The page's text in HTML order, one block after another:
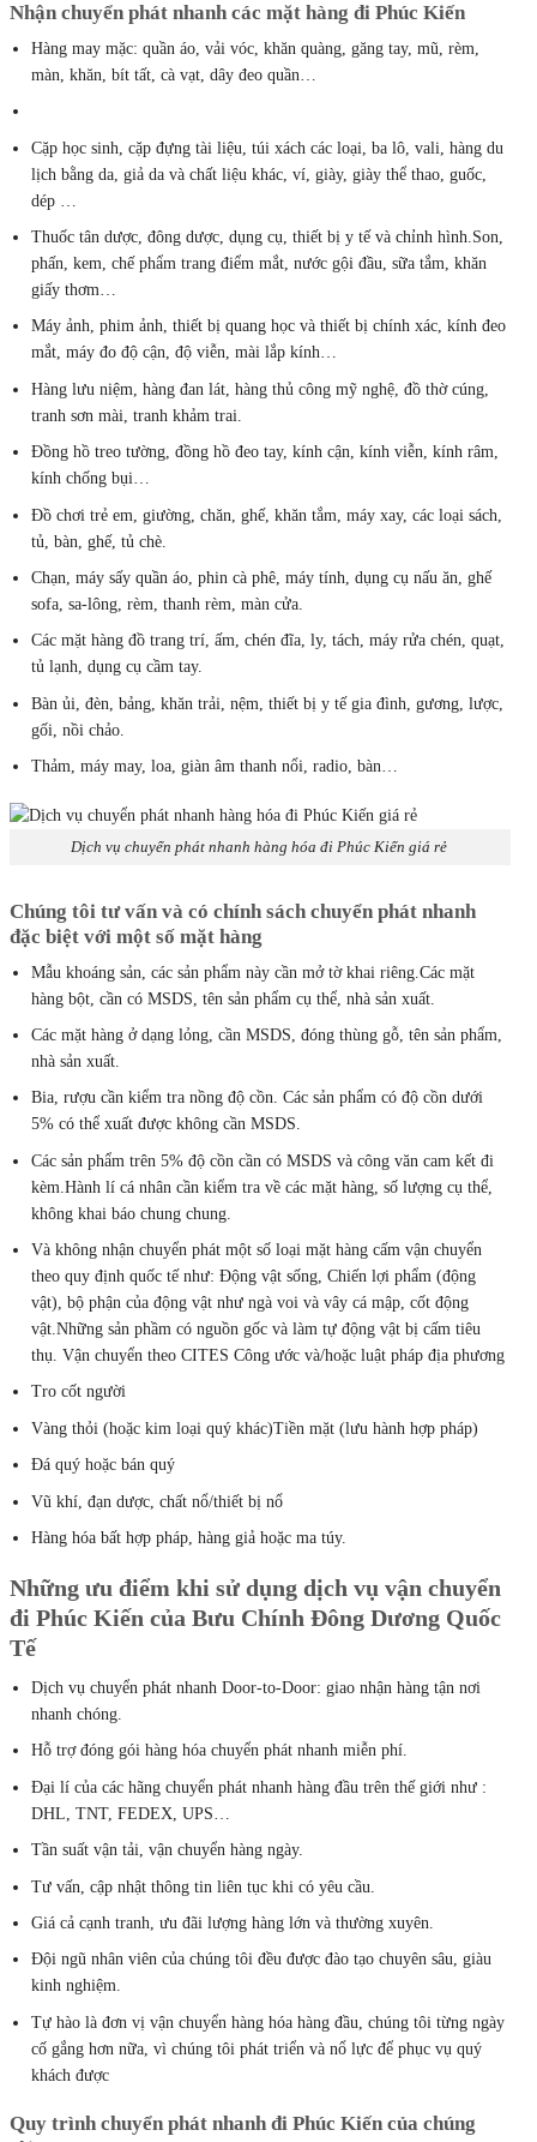
Nhận chuyển phát nhanh các mặt hàng đi Phúc Kiến
Hàng may mặc: quần áo, vải vóc, khăn quàng, găng tay, mũ, rèm,
màn, khăn, bít tất, cà vạt, dây đeo quần…
Cặp học sinh, cặp đựng tài liệu, túi xách các loại, ba lô, vali, hàng du
lịch bằng da, giả da và chất liệu khác, ví, giày, giày thể thao, guốc,
dép …
Thuốc tân dược, đông dược, dụng cụ, thiết bị y tế và chỉnh hình.Son,
phấn, kem, chế phẩm trang điểm mắt, nước gội đầu, sữa tắm, khăn
giấy thơm…
Máy ảnh, phim ảnh, thiết bị quang học và thiết bị chính xác, kính đeo
mắt, máy đo độ cận, độ viễn, mài lắp kính…
Hàng lưu niệm, hàng đan lát, hàng thủ công mỹ nghệ, đồ thờ cúng,
tranh sơn mài, tranh khảm trai.
Đồng hồ treo tường, đồng hồ đeo tay, kính cận, kính viễn, kính râm,
kính chống bụi…
Đồ chơi trẻ em, giường, chăn, ghế, khăn tắm, máy xay, các loại sách,
tủ, bàn, ghế, tủ chè.
Chạn, máy sấy quần áo, phin cà phê, máy tính, dụng cụ nấu ăn, ghế
sofa, sa-lông, rèm, thanh rèm, màn cửa.
Các mặt hàng đồ trang trí, ấm, chén đĩa, ly, tách, máy rửa chén, quạt,
tủ lạnh, dụng cụ cầm tay.
Bàn ủi, đèn, bảng, khăn trải, nệm, thiết bị y tế gia đình, gương, lược,
gối, nồi chảo.
Thảm, máy may, loa, giàn âm thanh nổi, radio, bàn…
Dịch vụ chuyển phát nhanh hàng hóa đi Phúc Kiến giá rẻ
Chúng tôi tư vấn và có chính sách chuyển phát nhanh
đặc biệt với một số mặt hàng
Mẫu khoáng sản, các sản phẩm này cần mở tờ khai riêng.Các mặt
hàng bột, cần có MSDS, tên sản phẩm cụ thể, nhà sản xuất.
Các mặt hàng ở dạng lỏng, cần MSDS, đóng thùng gỗ, tên sản phẩm,
nhà sản xuất.
Bia, rượu cần kiểm tra nồng độ cồn. Các sản phẩm có độ cồn dưới
5% có thể xuất được không cần MSDS.
Các sản phẩm trên 5% độ cồn cần có MSDS và công văn cam kết đi
kèm.Hành lí cá nhân cần kiểm tra về các mặt hàng, số lượng cụ thể,
không khai báo chung chung.
Và không nhận chuyển phát một số loại mặt hàng cấm vận chuyển
theo quy định quốc tế như: Động vật sống, Chiến lợi phẩm (động
vật), bộ phận của động vật như ngà voi và vây cá mập, cốt động
vật.Những sản phầm có nguồn gốc và làm tự động vật bị cấm tiêu
thụ. Vận chuyển theo CITES Công ước và/hoặc luật pháp địa phương
Tro cốt người
Vàng thỏi (hoặc kim loại quý khác)Tiền mặt (lưu hành hợp pháp)
Đá quý hoặc bán quý
Vũ khí, đạn dược, chất nổ/thiết bị nổ
Hàng hóa bất hợp pháp, hàng giả hoặc ma túy.
Những ưu điểm khi sử dụng dịch vụ vận chuyển
đi Phúc Kiến của Bưu Chính Đông Dương Quốc
Tế
Dịch vụ chuyển phát nhanh Door-to-Door: giao nhận hàng tận nơi
nhanh chóng.
Hỗ trợ đóng gói hàng hóa chuyển phát nhanh miễn phí.
Đại lí của các hãng chuyển phát nhanh hàng đầu trên thế giới như :
DHL, TNT, FEDEX, UPS…
Tần suất vận tải, vận chuyển hàng ngày.
Tư vấn, cập nhật thông tin liên tục khi có yêu cầu.
Giá cả cạnh tranh, ưu đãi lượng hàng lớn và thường xuyên.
Đội ngũ nhân viên của chúng tôi đều được đào tạo chuyên sâu, giàu
kinh nghiệm.
Tự hào là đơn vị vận chuyển hàng hóa hàng đầu, chúng tôi từng ngày
cố gắng hơn nữa, vì chúng tôi phát triển và nổ lực để phục vụ quý
khách được
Quy trình chuyển phát nhanh đi Phúc Kiến của chúng